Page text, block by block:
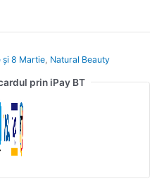
și 8 Martie Natural Beauty
prin iPay BT